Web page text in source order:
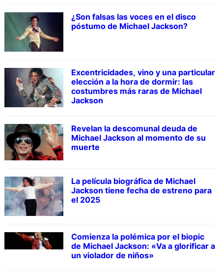
¿Son falsas las voces en el disco
póstumo de Michael Jackson?
Excentricidades, vino y una particular
elección a la hora de dormir: las
costumbres más raras de Michael
Jackson
Revelan la descomunal deuda de
Michael Jackson al momento de su
muerte
La película biográfica de Michael
Jackson tiene fecha de estreno para
el 2025
Comienza la polémica por el biopic
de Michael Jackson: «Va a glorificar a
un violador de niños»